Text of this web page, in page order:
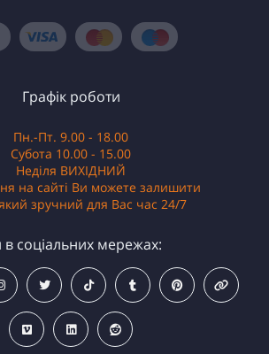
Графік роботи
Пн.-Пт. 9.00 - 18.00
Субота 10.00 - 15.00
Неділя ВИХІДНИЙ
на сайті Ви можете залишити
зручний для Вас час 24/7
соціальних мережах: